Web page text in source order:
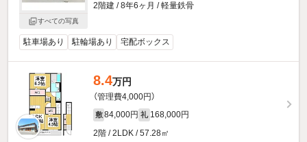
すべての写真
2階建 / 8年6ヶ月 / 軽量鉄骨
駐車場あり 駐輪場あり 宅配ボックス
8.4万円
（管理費4,000円）
敷 84,000円 礼 168,000円
2階 / 2LDK / 57.28㎡